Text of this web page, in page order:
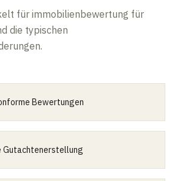
für immobilienbewertung für
die typischen
Bewertungen